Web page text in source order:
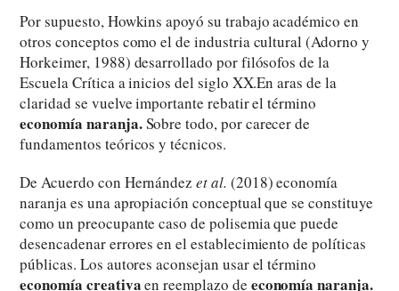
Por supuesto, Howkins apoyó su trabajo académico en
otros conceptos como el de industria cultural (Adorno y
Horkeimer, 1988) desarrollado por filósofos de la
Escuela Crítica a inicios del siglo XX.En aras de la
claridad se vuelve importante rebatir el término
economía naranja.Sobre todo, por carecer de
fundamentos teóricos y técnicos.
De Acuerdo con Hernándezet al. (2018) economía
naranja es una apropiación conceptual que se constituye
como un preocupante caso de polisemia que puede
desencadenar errores en el establecimiento de políticas
públicas. Los autores aconsejan usar el término
economía creativaen reemplazo de economía naranja.